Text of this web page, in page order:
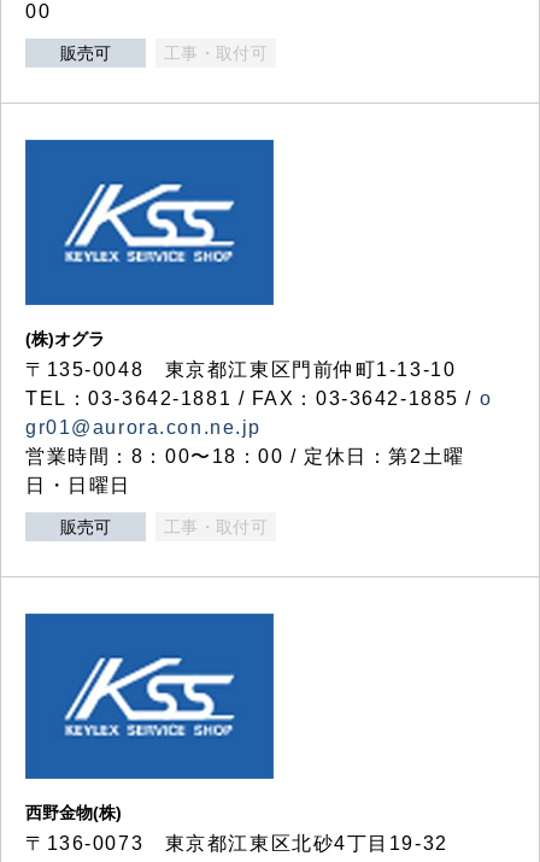
00
販売可 工事・取付可
(株)オグラ
〒135-0048 東京都江東区門前仲町1-13-10
TEL：03-3642-1881 / FAX：03-3642-1885 / o
gr01@aurora.con.ne.jp
営業時間：8：00〜18：00 / 定休日：第2土曜
日・日曜日
販売可 工事・取付可
西野金物(株)
〒136-0073 東京都江東区北砂4丁目19-32